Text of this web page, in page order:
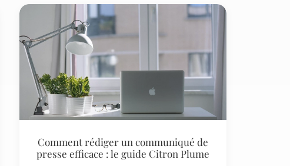
Comment rédiger un communiqué de
presse efficace : le guide Citron Plume